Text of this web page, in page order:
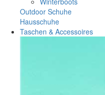
Outdoor Schuhe
Hausschuhe
Taschen & Accessoires